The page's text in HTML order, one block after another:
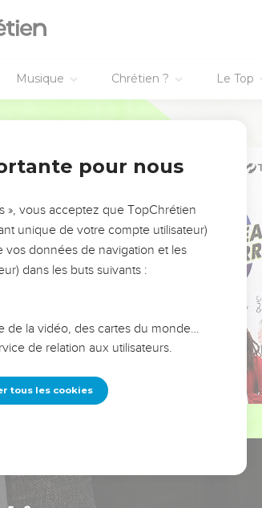
Musique Chrétien ? Le Top
on voit
sont
erreurs
famille,
pour nous
», vous acceptez que TopChrétien
unique de votre compte utilisateur)
vos données de navigation et les
dans les buts suivants :
de la vidéo, des cartes du monde…
de relation aux utilisateurs.
tous les cookies